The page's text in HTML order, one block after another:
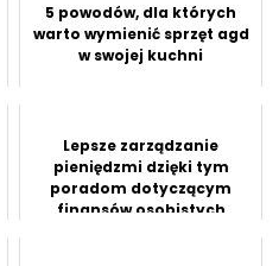
5 powodów, dla których
warto wymienić sprzęt agd
w swojej kuchni
Lepsze zarządzanie
pieniędzmi dzięki tym
poradom dotyczącym
finansów osobistych